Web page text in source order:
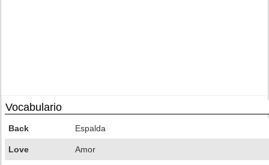
Vocabulario
Back Espalda
Love Amor